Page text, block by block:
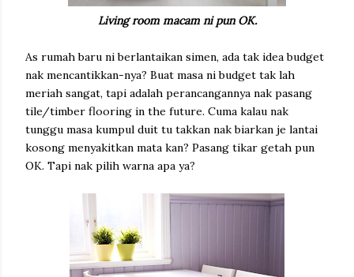
Living room macam ni pun OK.
As rumah baru ni berlantaikan simen, ada tak idea budget
nak mencantikkan-nya? Buat masa ni budget tak lah
meriah sangat, tapi adalah perancangannya nak pasang
tile/timber flooring in the future. Cuma kalau nak
tunggu masa kumpul duit tu takkan nak biarkan je lantai
kosong menyakitkan mata kan? Pasang tikar getah pun
OK. Tapi nak pilih warna apa ya?